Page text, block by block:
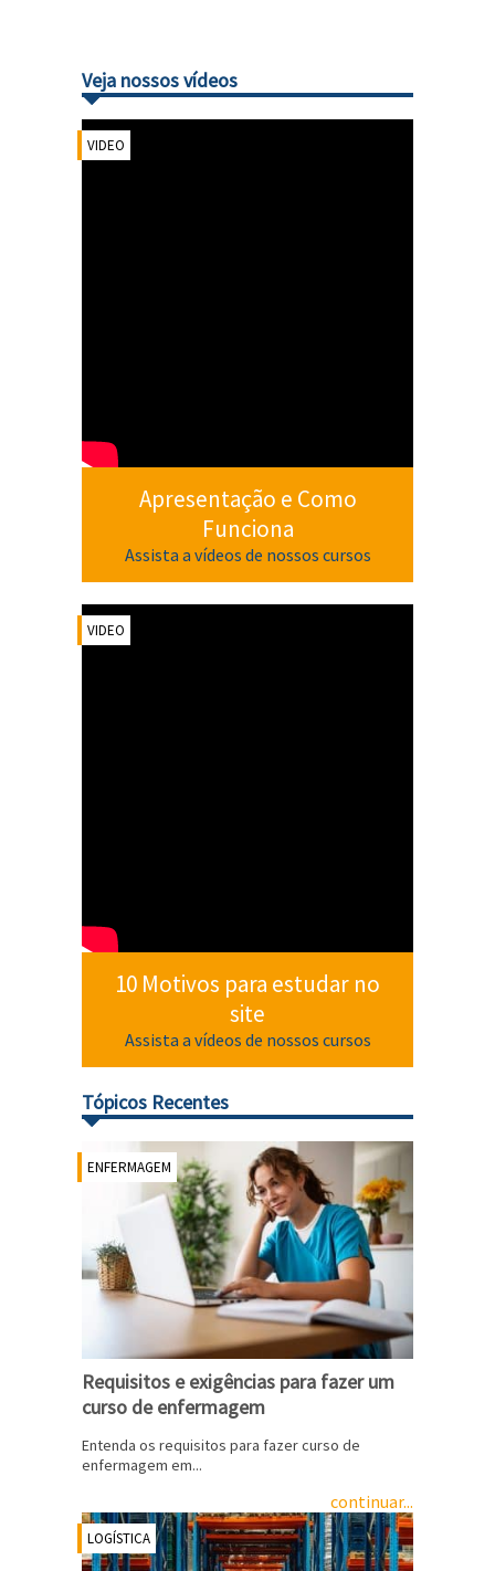
Veja nossos vídeos
VIDEO
Apresentação e Como
Funciona
Assista a vídeos de nossos cursos
VIDEO
10 Motivos para estudar no
site
Assista a vídeos de nossos cursos
Tópicos Recentes
ENFERMAGEM
Requisitos e exigências para fazer um
curso de enfermagem
Entenda os requisitos para fazer curso de
enfermagem em...
continuar...
LOGÍSTICA